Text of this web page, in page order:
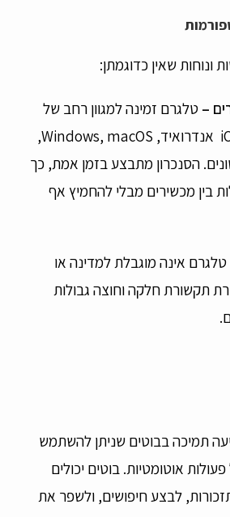
ונוחות שאין כדוגמתן:
– טלגרם זמינה למגוון רחב של
פלטפורמות כולל iOS אנדרואיד, Windows, macOS,
הסנכרון מתבצע בזמן אמת, כך
בין מכשירים מבלי להחמיץ אף
טלגרם אינה מוגבלת למדינה או
תקשורת חלקה וחוצה גבולות
תמיכה בבוטים שניתן להשתמש
אוטומטיות. בוטים יכולים
לבצע חיפושים, ולשפר את